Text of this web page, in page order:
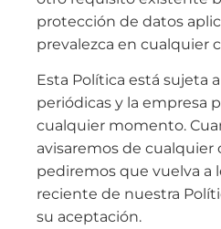
protección de datos
prevalezca en cualquier
Esta Política está sujeta
periódicas y la empresa
cualquier momento.
avisaremos de cualquier
pediremos que vuelva a
reciente de nuestra
su aceptación.